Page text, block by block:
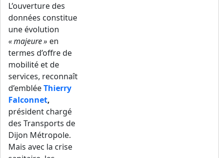
L’ouverture des
données constitue
une évolution
« majeure » en
termes d’offre de
mobilité et de
services, reconnaît
d’embléeThierry
Falconnet,
président chargé
des Transports de
Dijon Métropole.
Mais avec la crise